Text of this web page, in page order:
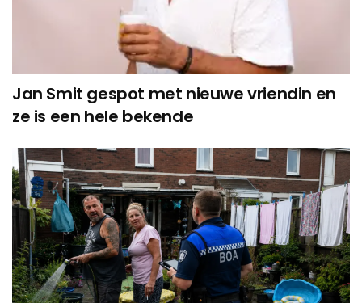
Jan Smit gespot met nieuwe vriendin en
ze is een hele bekende